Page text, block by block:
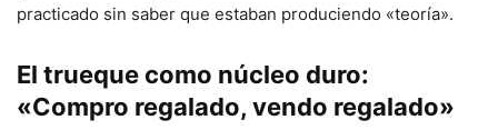
practicado sin saber que estaban produciendo «teoría».
El trueque como núcleo duro:
«Compro regalado, vendo regalado»